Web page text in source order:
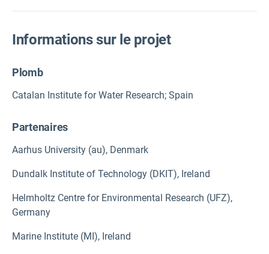
Informations sur le projet
Plomb
Catalan Institute for Water Research; Spain
Partenaires
Aarhus University (au), Denmark
Dundalk Institute of Technology (DKIT), Ireland
Helmholtz Centre for Environmental Research (UFZ),
Germany
Marine Institute (MI), Ireland